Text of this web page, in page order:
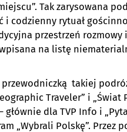
Tak zarysowana
i codzienny rytuał
przestrzeń rozmowy
na listę
przewodniczką takiej
Traveler” i
dla TVP Info i
„Wybrali Polskę”. Przez